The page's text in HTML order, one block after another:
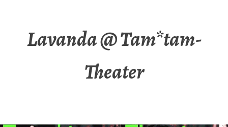
Lavanda @ Tam*tam-
Theater